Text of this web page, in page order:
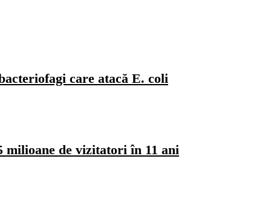
care atacă E. coli
milioane de vizitatori în 11 ani